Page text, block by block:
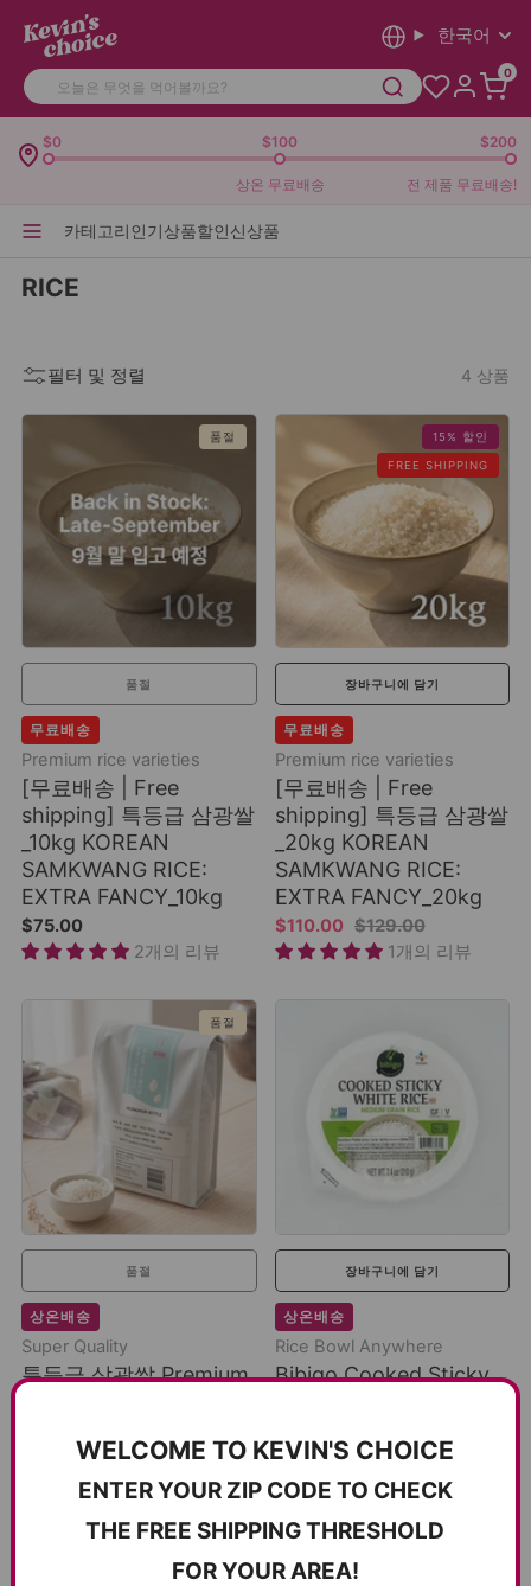
한국어
0
카테고리인기상품할인신상품
$0 $100 $200
상온 무료배송 전 제품 무료배송!
RICE
필터 및 정렬 4 상품
품절
품절
무료배송
Premium rice varieties
[무료배송 | Free
shipping] 특등급 삼광쌀
_10kg KOREAN
SAMKWANG RICE:
EXTRA FANCY_10kg
$75.00
2개의 리뷰
15% 할인
FREE SHIPPING
장바구니에 담기
무료배송
Premium rice varieties
[무료배송 | Free
shipping] 특등급 삼광쌀
_20kg KOREAN
SAMKWANG RICE:
EXTRA FANCY_20kg
$110.00 $129.00
1개의 리뷰
품절
품절
상온배송
Super Quality
특등급 삼광쌀 Premium
2.2lb (1kg)
장바구니에 담기
상온배송
Rice Bowl Anywhere
Bibigo Cooked Sticky
표시 중4／4
WELCOME TO KEVIN'S CHOICE
ENTER YOUR ZIP CODE TO CHECK
THE FREE SHIPPING THRESHOLD
FOR YOUR AREA!